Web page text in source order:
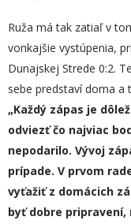
Ruža má tak zatiaľ v
vonkajšie vystúpenia,
Dunajskej Strede 0:2.
sebe predstaví doma a
„Každý zápas je
odviezť čo najviac
nepodarilo. Vývoj
prípade. V prvom
vyťažiť z domácich
byť dobre